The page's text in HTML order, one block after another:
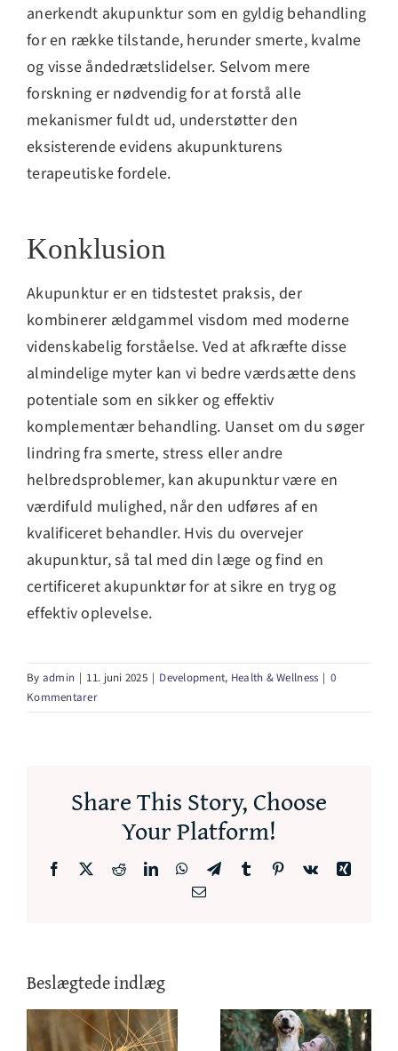
anerkendt akupunktur som en gyldig behandling
for en række tilstande, herunder smerte, kvalme
og visse åndedrætslidelser. Selvom mere
forskning er nødvendig for at forstå alle
mekanismer fuldt ud, understøtter den
eksisterende evidens akupunkturens
terapeutiske fordele.
Konklusion
Akupunktur er en tidstestet praksis, der
kombinerer ældgammel visdom med moderne
videnskabelig forståelse. Ved at afkræfte disse
almindelige myter kan vi bedre værdsætte dens
potentiale som en sikker og effektiv
komplementær behandling. Uanset om du søger
lindring fra smerte, stress eller andre
helbredsproblemer, kan akupunktur være en
værdifuld mulighed, når den udføres af en
kvalificeret behandler. Hvis du overvejer
akupunktur, så tal med din læge og find en
certificeret akupunktør for at sikre en tryg og
effektiv oplevelse.
By admin | 11. juni 2025 | Development, Health & Wellness | 0
Kommentarer
Share This Story, Choose
Your Platform!
Facebook RedditLinkedInWhatsApp
TelegramTumblr Pinterest
Vk
Xing
E-
Beslægtede indlæg
Akupunktur